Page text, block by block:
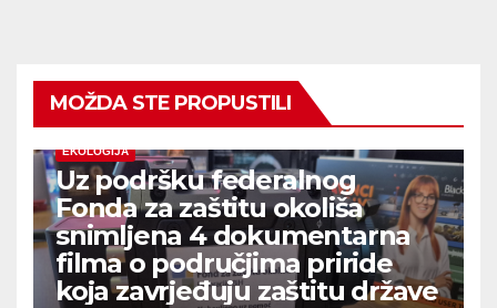
MOŽDA STE PROPUSTILI
EKOLOGIJA
Uz podršku federalnog
Fonda za zaštitu okoliša
snimljena 4 dokumentarna
filma o područjima priride
koja zavrjeđuju zaštitu države